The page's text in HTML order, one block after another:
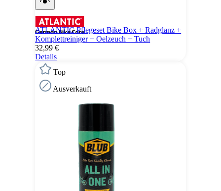
ATLANTIC Pflegeset Bike Box + Radglanz +
Komplettreiniger + Oelzeuch + Tuch
32,99 €
Details
Top
Ausverkauft